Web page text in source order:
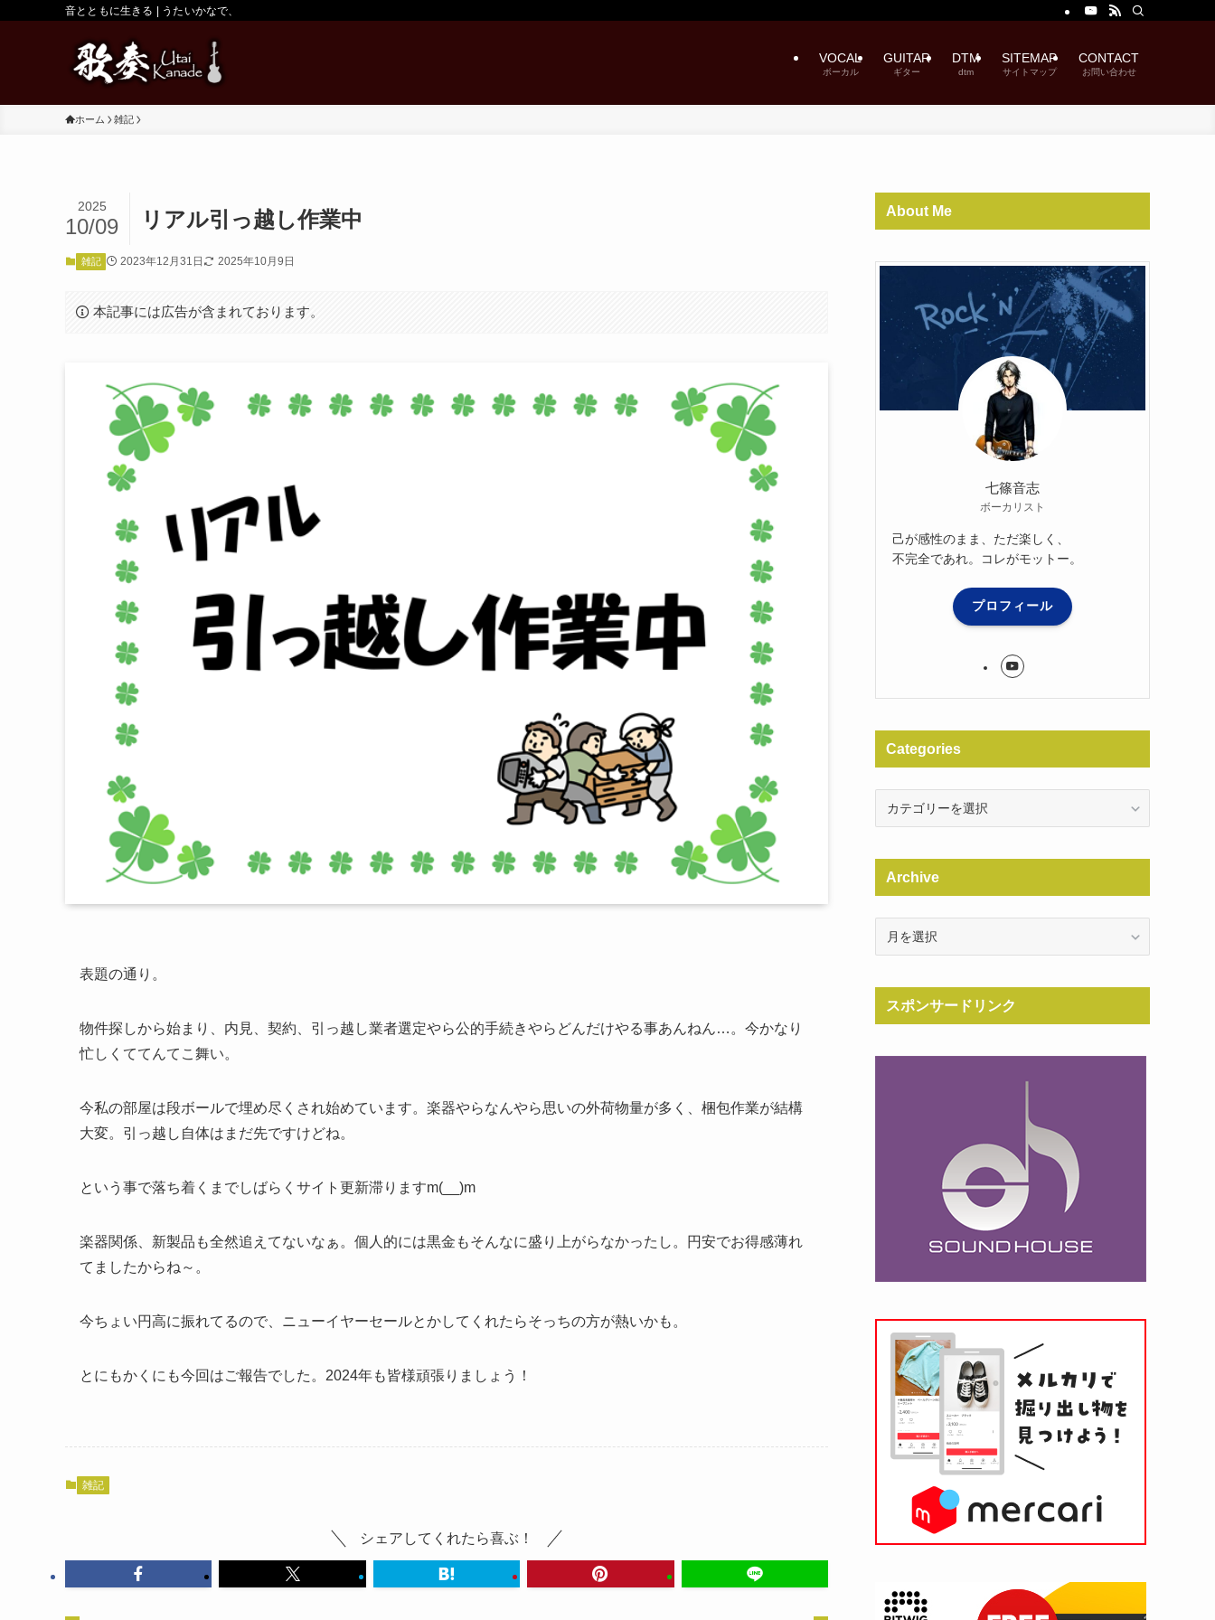
音とともに生きる | うたいかなで、
VOCAL
ボーカル
GUITAR
ギター
DTM
dtm
SITEMAP
サイトマップ
CONTACT
お問い合わせ
ホーム 雑記
リアル引っ越し作業中
2025
10/09
雑記 2023年12月31日 2025年10月9日
本記事には広告が含まれております。
表題の通り。
物件探しから始まり、内見、契約、引っ越し業者選定やら公的手続きやらどんだけやる事あんねん…。今かなり
忙しくててんてこ舞い。
今私の部屋は段ボールで埋め尽くされ始めています。楽器やらなんやら思いの外荷物量が多く、梱包作業が結構
大変。引っ越し自体はまだ先ですけどね。
という事で落ち着くまでしばらくサイト更新滞りますm(__)m
楽器関係、新製品も全然追えてないなぁ。個人的には黒金もそんなに盛り上がらなかったし。円安でお得感薄れ
てましたからね～。
今ちょい円高に振れてるので、ニューイヤーセールとかしてくれたらそっちの方が熱いかも。
とにもかくにも今回はご報告でした。2024年も皆様頑張りましょう！
雑記
シェアしてくれたら喜ぶ！
About Me
七篠音志
ボーカリスト
己が感性のまま、ただ楽しく、
不完全であれ。コレがモットー。
プロフィール
Categories
Archive
スポンサードリンク